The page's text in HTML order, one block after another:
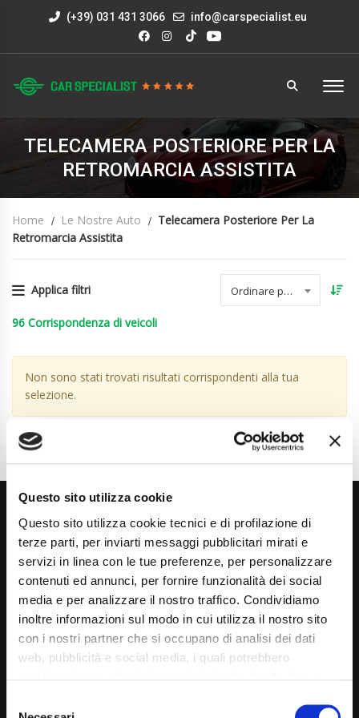
Questo sito utilizza cookie
Questo sito utilizza cookie tecnici e di profilazione di
terze parti, per inviarti messaggi pubblicitari mirati e
servizi in linea con le tue preferenze, per personalizzare
contenuti ed annunci, per fornire funzionalità dei social
media e per analizzare il nostro traffico. Condividiamo
inoltre informazioni sul modo in cui utilizza il nostro sito
con i nostri partner che si occupano di analisi dei dati
web, pubblicità e social media, i quali potrebbero
mera chiusura del banner non comporta l’accettazione
(+39) 031 431 3066 info@carspecialist.eu
TELECAMERA POSTERIORE PER LA
RETROMARCIA ASSISTITA
Home Le Nostre Auto
Telecamera Posteriore Per La
Retromarcia Assistita
Applica filtri Ordinare per data
96 Corrispondenza di veicoli
Non sono stati trovati risultati corrispondenti alla tua
selezione.
Via Giuditta Pasta 2, Como (CO) 22100
(+39) 031 431 3066
info@carspecialist.eu